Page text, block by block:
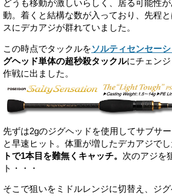
どうも移動が激しいらしく、居る可能性
動。着くと結構な数が入っており、先程
スにデカアジが群れていました。
この時点でタックルをソルティセンセー
グヘッド単体の超秒殺タックルにチェン
作戦に出ました。
先ずは2gのジグヘッドを使用してサブサ
と早速ヒット。体重が増したデカアジで
トで1本目を難無くキャッチ。 次のアジを
ト・・・
そこで狙いをミドルレンジに切替え、ジ